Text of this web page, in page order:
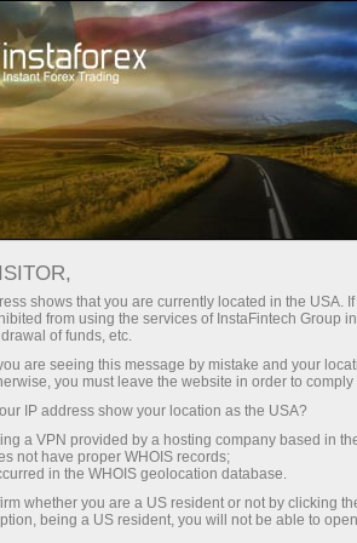
Новини
FTSE 100
shows that you are currently located in the USA.
from using the services of InstaFintech Group
of funds, etc.
are seeing this message by mistake and your
you must leave the website in order to
IP address show your location as the USA?
a VPN provided by a hosting company based in
not have proper WHOIS records;
in the WHOIS geolocation database.
whether you are a US resident or not by clicking
being a US resident, you will not be able to